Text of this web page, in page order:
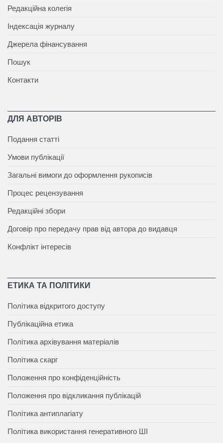
Редакційна колегія
Індексація журналу
Джерела фінансування
Пошук
Контакти
ДЛЯ АВТОРІВ
Подання статті
Умови публікації
Загальні вимоги до оформлення рукописів
Процес рецензування
Редакційні збори
Договір про передачу прав від автора до видавця
Конфлікт інтересів
ЕТИКА ТА ПОЛІТИКИ
Політика відкритого доступу
Публікаційна етика
Політика архівування матеріалів
Політика скарг
Положення про конфіденційність
Положення про відкликання публікацій
Політика антиплагіату
Політика використання генеративного ШІ